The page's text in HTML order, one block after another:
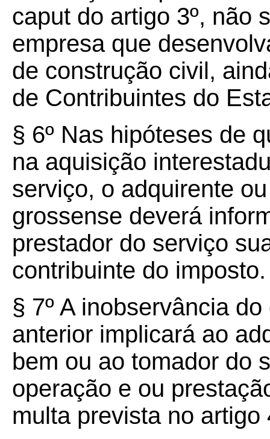
caput do artigo 3º, não
empresa que
de construção civil,
de Contribuintes do
§ 6º Nas hipóteses de
na aquisição
serviço, o adquirente
grossense deverá
prestador do serviço
contribuinte do imposto.
§ 7º A inobservância
anterior implicará ao
bem ou ao tomador do
operação e ou
multa prevista no artigo